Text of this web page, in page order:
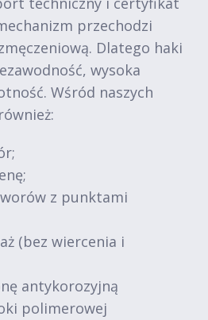
przechodzi
Dlatego haki
wysoka
Wśród naszych
z punktami
(bez wiercenia i
antykorozyjną
polimerowej